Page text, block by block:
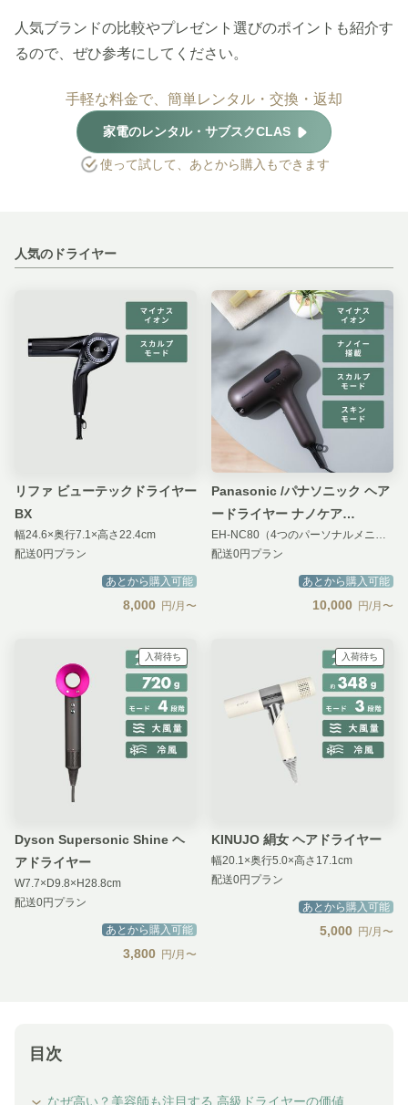
人気ブランドの比較やプレゼント選びのポイントも紹介す
るので、ぜひ参考にしてください。
手軽な料金で、簡単レンタル・交換・返却
家電のレンタル・サブスクCLAS
使って試して、あとから購入もできます
人気のドライヤー
リファ ビューテックドライヤー
BX
幅24.6×奥行7.1×高さ22.4cm
配送0円プラン
あとから購入可能
8,000 円/月〜
Panasonic /パナソニック ヘア
ードライヤー ナノケア
ULTIMATE
EH-NC80（4つのパーソナルメニュー）
配送0円プラン
あとから購入可能
10,000 円/月〜
入荷待ち
Dyson Supersonic Shine ヘ
アドライヤー
W7.7×D9.8×H28.8cm
配送0円プラン
あとから購入可能
3,800 円/月〜
入荷待ち
KINUJO 絹女 ヘアドライヤー
幅20.1×奥行5.0×高さ17.1cm
配送0円プラン
あとから購入可能
5,000 円/月〜
目次
なぜ高い？美容師も注目する 高級ドライヤーの価値